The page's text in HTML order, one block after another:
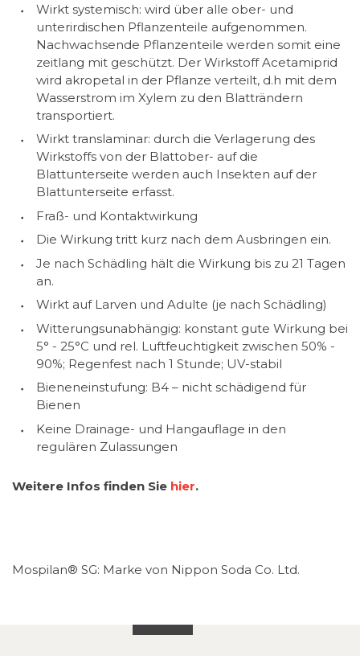
Wirkt systemisch: wird über alle ober- und
unterirdischen Pflanzenteile aufgenommen.
Nachwachsende Pflanzenteile werden somit eine
zeitlang mit geschützt. Der Wirkstoff Acetamiprid
wird akropetal in der Pflanze verteilt, d.h mit dem
Wasserstrom im Xylem zu den Blatträndern
transportiert.
Wirkt translaminar: durch die Verlagerung des
Wirkstoffs von der Blattober- auf die
Blattunterseite werden auch Insekten auf der
Blattunterseite erfasst.
Fraß- und Kontaktwirkung
Die Wirkung tritt kurz nach dem Ausbringen ein.
Je nach Schädling hält die Wirkung bis zu 21 Tagen
an.
Wirkt auf Larven und Adulte (je nach Schädling)
Witterungsunabhängig: konstant gute Wirkung bei
5° - 25°C und rel. Luftfeuchtigkeit zwischen 50% -
90%; Regenfest nach 1 Stunde; UV-stabil
Bieneneinstufung: B4 – nicht schädigend für
Bienen
Keine Drainage- und Hangauflage in den
regulären Zulassungen
Weitere Infos finden Sie hier.
Mospilan® SG: Marke von Nippon Soda Co. Ltd.